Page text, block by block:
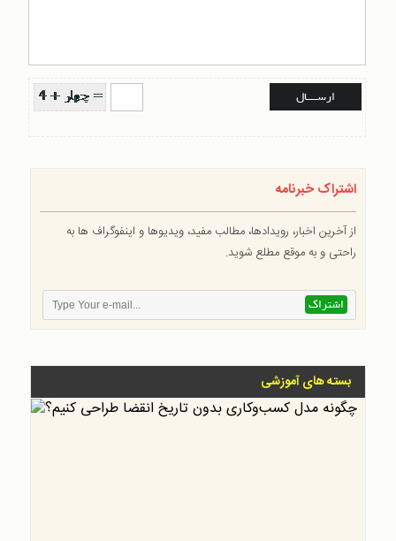
اشتراک خبرنامه
از آخرین اخبار، رویدادها، مطالب مفید، ویدیوها و اینفوگراف ها به
راحتی و به موقع مطلع شوید.
بسته های آموزشی